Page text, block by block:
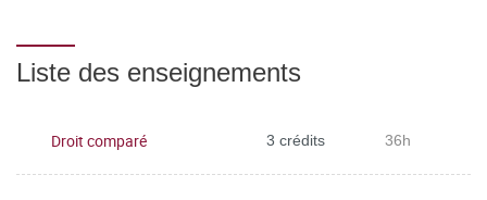
Liste des enseignements
Droit comparé 3 crédits 36h